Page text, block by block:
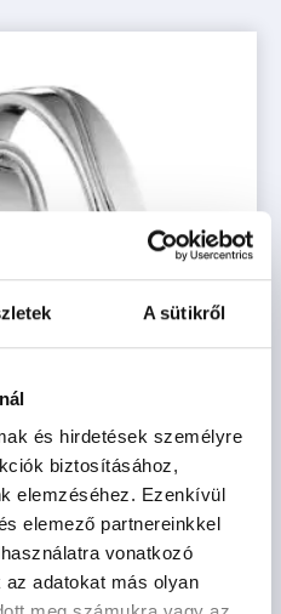
A sütikről
és hirdetések személyre
biztosításához,
elemzéséhez. Ezenkívül
elemező partnereinkkel
vonatkozó
adatokat más olyan
Ft-tól